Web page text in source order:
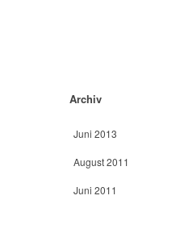
Archiv
Juni 2013
August 2011
Juni 2011